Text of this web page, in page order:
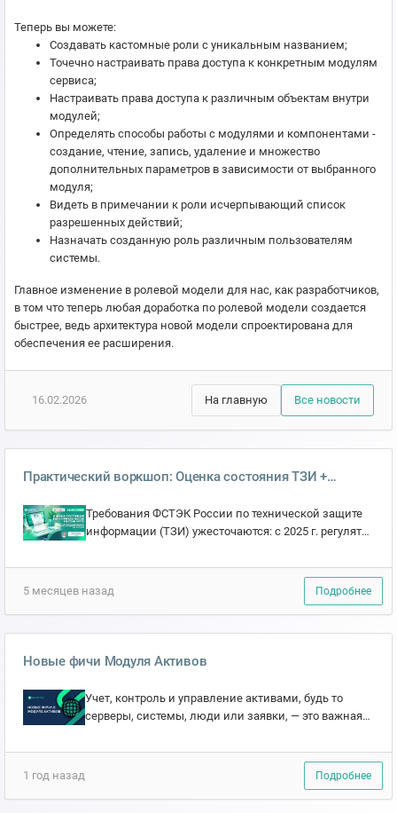
Теперь вы можете:
Создавать кастомные роли с уникальным названием;
Точечно настраивать права доступа к конкретным модулям
сервиса;
Настраивать права доступа к различным объектам внутри
модулей;
Определять способы работы с модулями и компонентами -
создание, чтение, запись, удаление и множество
дополнительных параметров в зависимости от выбранного
модуля;
Видеть в примечании к роли исчерпывающий список
разрешенных действий;
Назначать созданную роль различным пользователям
системы.
Главное изменение в ролевой модели для нас, как разработчиков,
в том что теперь любая доработка по ролевой модели создается
быстрее, ведь архитектура новой модели спроектирована для
обеспечения ее расширения.
16.02.2026 На главную Все новости
Практический воркшоп: Оценка состояния ТЗИ +
Требования ФСТЭК России по технической защите
информации (ТЗИ) ужесточаются: с 2025 г. регулятор
прото...
5 месяцев назад
Подробнее
Новые фичи Модуля Активов
Учет, контроль и управление активами, будь то
серверы, системы, люди или заявки, — это важная
безопасности. ...
1 год назад
Подробнее